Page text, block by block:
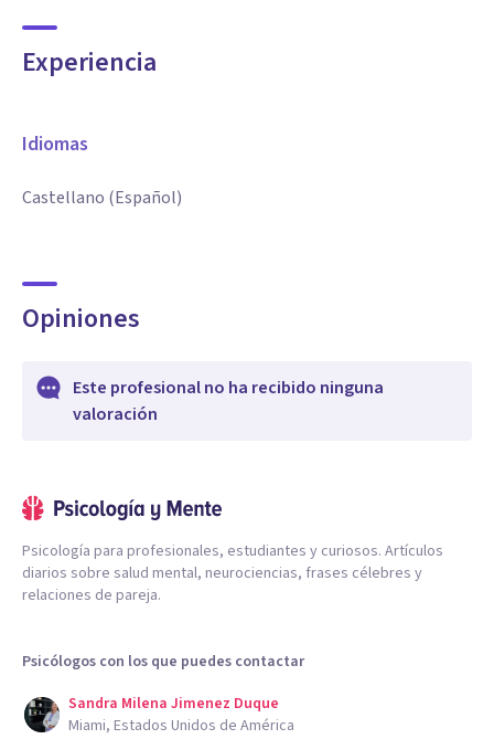
Experiencia
Idiomas
Castellano (Español)
Opiniones
Este profesional no ha recibido ninguna
valoración
Psicología para profesionales, estudiantes y curiosos. Artículos
diarios sobre salud mental, neurociencias, frases célebres y
relaciones de pareja.
Psicólogos con los que puedes contactar
Sandra Milena Jimenez Duque
Miami, Estados Unidos de América